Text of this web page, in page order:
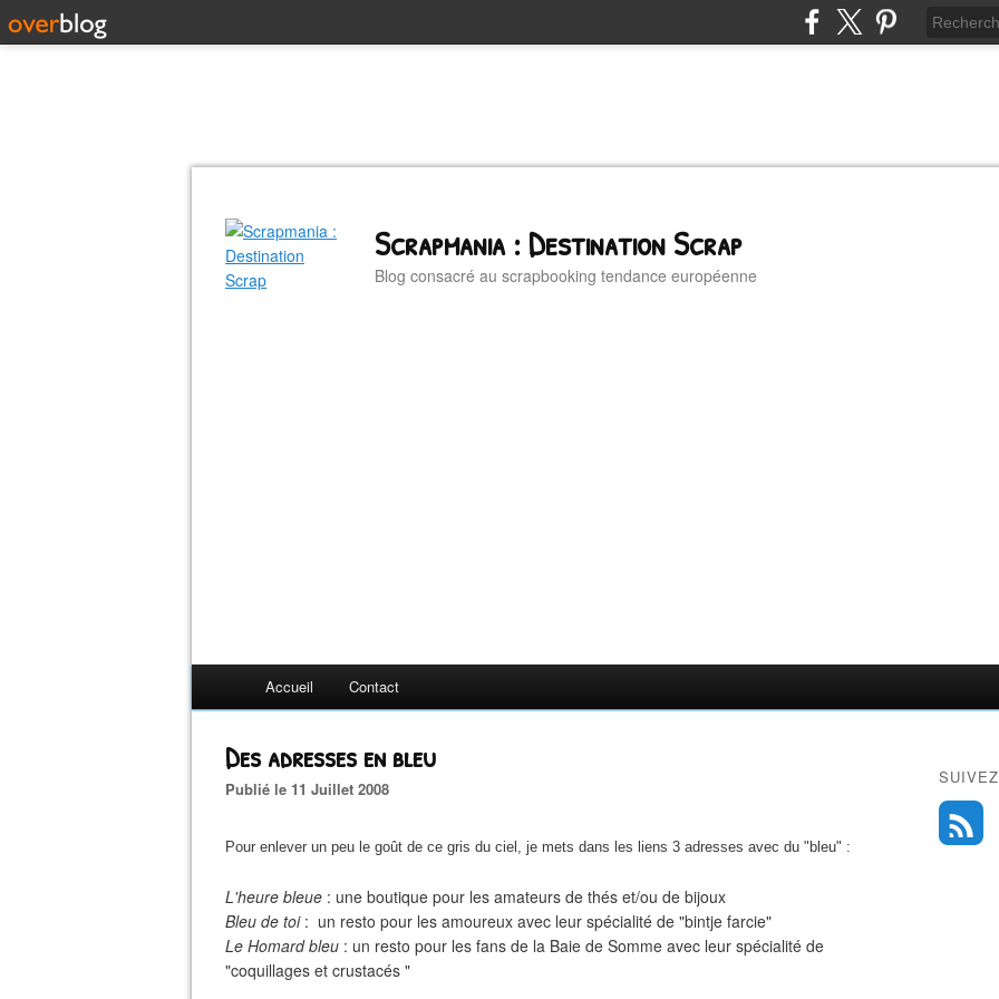
Scrapmania : Destination Scrap
Blog consacré au scrapbooking tendance européenne
Accueil Contact
Des adresses en bleu
Publié le 11 Juillet 2008
Pour enlever un peu le goût de ce gris du ciel, je mets dans les liens 3 adresses avec du "bleu" :
L'heure bleue : une boutique pour les amateurs de thés et/ou de bijoux
Bleu de toi: un resto pour les amoureux avec leur spécialité de "bintje farcie"
Le Homard bleu : un resto pour les fans de la Baie de Somme avec leur spécialité de
"coquillages et crustacés "